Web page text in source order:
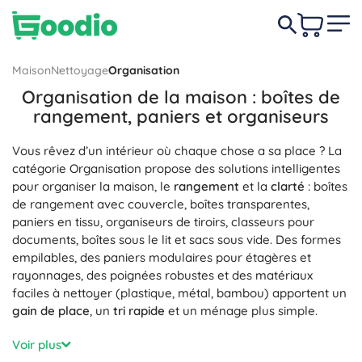
MaisonNettoyageOrganisation
Organisation de la maison : boîtes de
rangement, paniers et organiseurs
Vous rêvez d’un intérieur où chaque chose a sa place ? La
catégorie Organisation propose des solutions intelligentes
pour organiser la maison, le rangement et la clarté : boîtes
de rangement avec couvercle, boîtes transparentes,
paniers en tissu, organiseurs de tiroirs, classeurs pour
documents, boîtes sous le lit et sacs sous vide. Des formes
empilables, des paniers modulaires pour étagères et
rayonnages, des poignées robustes et des matériaux
faciles à nettoyer (plastique, métal, bambou) apportent un
gain de place, un tri rapide et un ménage plus simple.
Dans l’armoire et la chambre, vous apprécierez les
organiseurs de tiroirs, séparateurs, organiseurs suspendus,
Voir plus